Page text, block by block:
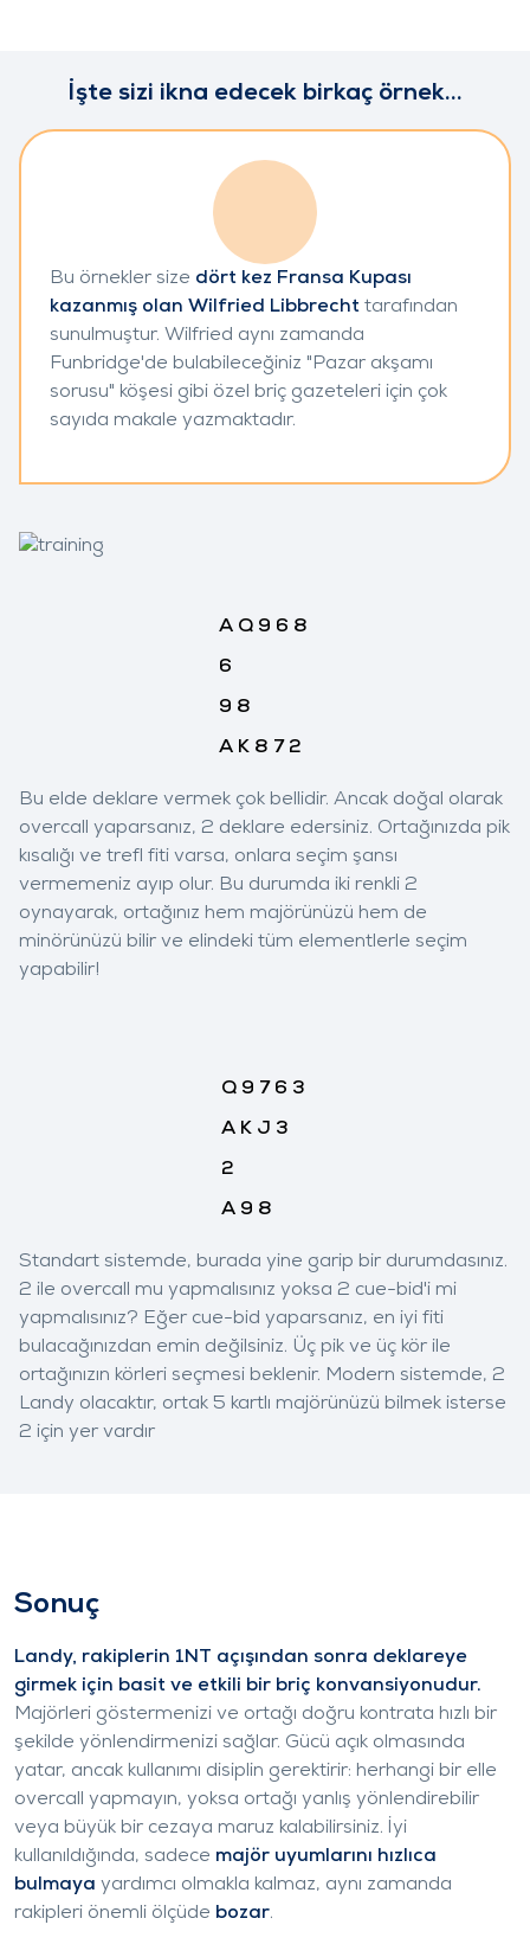
İşte sizi ikna edecek birkaç örnek...
Bu örnekler size dört kez Fransa Kupası
kazanmış olan Wilfried Libbrecht tarafından
sunulmuştur. Wilfried aynı zamanda
Funbridge'de bulabileceğiniz "Pazar akşamı
sorusu" köşesi gibi özel briç gazeteleri için çok
sayıda makale yazmaktadır.
A Q 9 6 8
6
9 8
A K 8 7 2
Bu elde deklare vermek çok bellidir. Ancak doğal olarak
overcall yaparsanız, 2 deklare edersiniz. Ortağınızda pik
kısalığı ve trefl fiti varsa, onlara seçim şansı
vermemeniz ayıp olur. Bu durumda iki renkli 2
oynayarak, ortağınız hem majörünüzü hem de
minörünüzü bilir ve elindeki tüm elementlerle seçim
yapabilir!
Q 9 7 6 3
A K J 3
2
A 9 8
Standart sistemde, burada yine garip bir durumdasınız.
2 ile overcall mu yapmalısınız yoksa 2 cue-bid'i mi
yapmalısınız? Eğer cue-bid yaparsanız, en iyi fiti
bulacağınızdan emin değilsiniz. Üç pik ve üç kör ile
ortağınızın körleri seçmesi beklenir. Modern sistemde, 2
Landy olacaktır, ortak 5 kartlı majörünüzü bilmek isterse
2 için yer vardır
Sonuç
Landy, rakiplerin 1NT açışından sonra deklareye
girmek için basit ve etkili bir briç konvansiyonudur.
Majörleri göstermenizi ve ortağı doğru kontrata hızlı bir
şekilde yönlendirmenizi sağlar. Gücü açık olmasında
yatar, ancak kullanımı disiplin gerektirir: herhangi bir elle
overcall yapmayın, yoksa ortağı yanlış yönlendirebilir
veya büyük bir cezaya maruz kalabilirsiniz. İyi
kullanıldığında, sadece majör uyumlarını hızlıca
bulmaya yardımcı olmakla kalmaz, aynı zamanda
rakipleri önemli ölçüde bozar.